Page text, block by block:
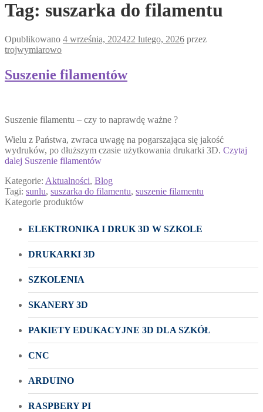
Tag: suszarka do filamentu
Opublikowano 4 września, 202422 lutego, 2026 przez
trojwymiarowo
Suszenie filamentów
Suszenie filamentu – czy to naprawdę ważne ?
Wielu z Państwa, zwraca uwagę na pogarszająca się jakość
wydruków, po dłuższym czasie użytkowania drukarki 3D. Czytaj
dalej Suszenie filamentów
Kategorie: Aktualności, Blog
Tagi: sunlu, suszarka do filamentu, suszenie filamentu
Kategorie produktów
ELEKTRONIKA I DRUK 3D W SZKOLE
DRUKARKI 3D
SZKOLENIA
SKANERY 3D
PAKIETY EDUKACYJNE 3D DLA SZKÓŁ
CNC
ARDUINO
RASPBERY PI